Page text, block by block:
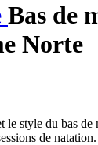
Bas de
Norte
le style du bas
de natation.